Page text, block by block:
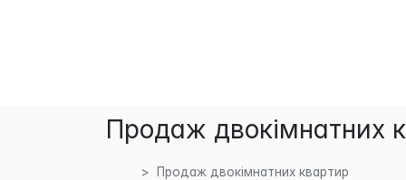
Продаж двокімнатних
Продаж двокімнатних квартир